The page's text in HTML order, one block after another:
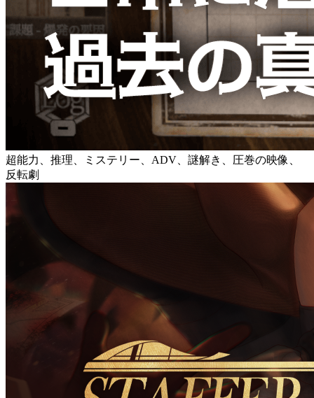
超能力、推理、ミステリー、ADV、謎解き、圧巻の映像、
反転劇